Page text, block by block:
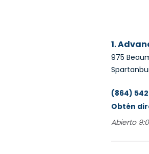
1.
975
(864)
Obtén
Abierto